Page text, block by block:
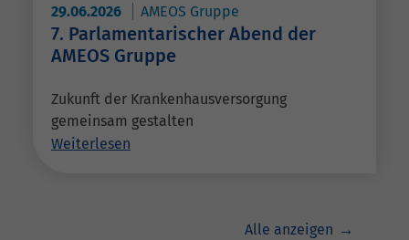
29.06.2026 AMEOS Gruppe
7. Parlamentarischer Abend der
AMEOS Gruppe
Zukunft der Krankenhausversorgung
gemeinsam gestalten
Weiterlesen
Alle anzeigen